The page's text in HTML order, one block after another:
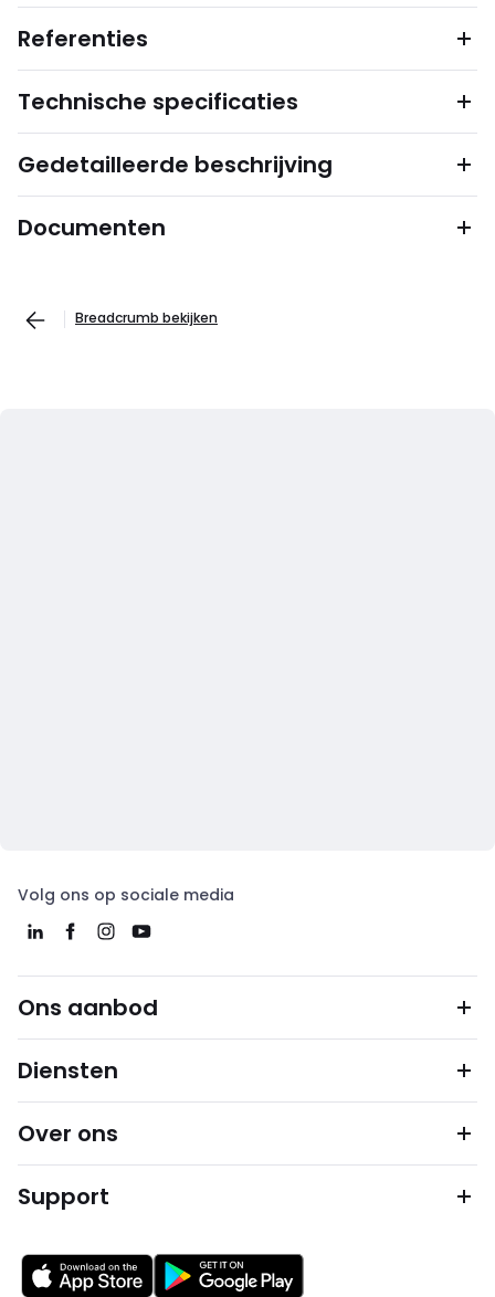
Referenties
Technische specificaties
Gedetailleerde beschrijving
Documenten
Breadcrumb bekijken
Volg ons op sociale media
Ons aanbod
Diensten
Over ons
Support